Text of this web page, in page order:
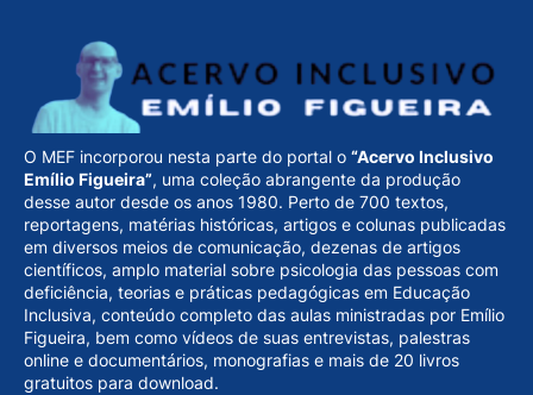
O MEF incorporou nesta parte do portal o “Acervo Inclusivo
Emílio Figueira”, uma coleção abrangente da produção
desse autor desde os anos 1980. Perto de 700 textos,
reportagens, matérias históricas, artigos e colunas publicadas
em diversos meios de comunicação, dezenas de artigos
científicos, amplo material sobre psicologia das pessoas com
deficiência, teorias e práticas pedagógicas em Educação
Inclusiva, conteúdo completo das aulas ministradas por Emílio
Figueira, bem como vídeos de suas entrevistas, palestras
online e documentários, monografias e mais de 20 livros
gratuitos para download.